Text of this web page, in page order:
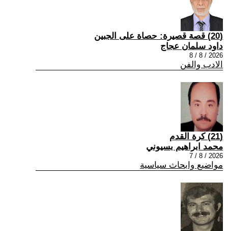
(20) قصة قصيرة: حصاة على الجبين
داود سلمان عجاج
2026 / 8 / 8
الادب والفن
(21) كرة القدم
محمد ابراهيم بسيوني
2026 / 8 / 7
مواضيع وابحاث سياسية